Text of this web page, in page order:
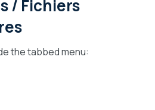
/ Fichiers
the tabbed menu: